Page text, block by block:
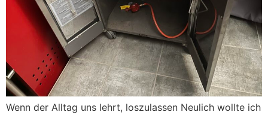
Wenn der Alltag uns lehrt, loszulassen Neulich wollte ich